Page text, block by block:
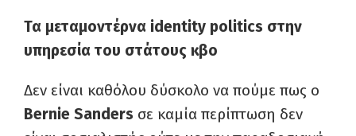
Τα μεταμοντέρνα identity politics στην
υπηρεσία του στάτους κβο
Δεν είναι καθόλου δύσκολο να πούμε πως ο
Bernie Sanders σε καμία περίπτωση δεν